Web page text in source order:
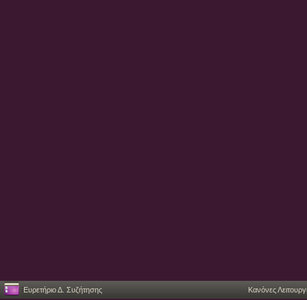
Ευρετήριο Δ. Συζήτησης Κανόνες